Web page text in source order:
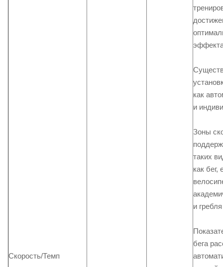
Скорость/Темп
как
и
Зоны
таких
как бег,
и
бега